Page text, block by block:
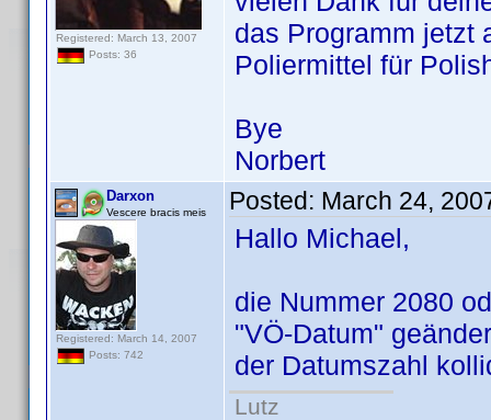
Registered: March 13, 2007
Posts: 36
das Programm jetzt
Poliermittel für
Bye
Norbert
Darxon
Vescere bracis meis
Registered: March 14, 2007
Posts: 742
Posted: March 24,
Hallo Michael,
die Nummer 2080
"VÖ-Datum"
der Datumszahl
Lutz